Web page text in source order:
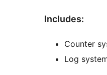
Includes:
Counter
Log